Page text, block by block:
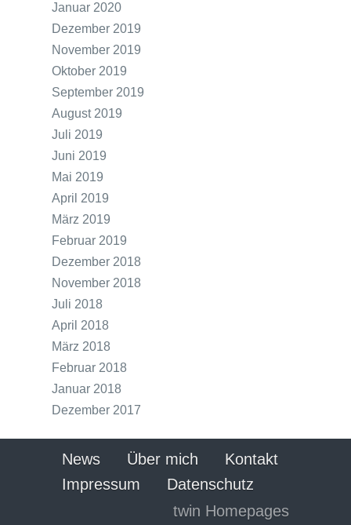
Januar 2020
Dezember 2019
November 2019
Oktober 2019
September 2019
August 2019
Juli 2019
Juni 2019
Mai 2019
April 2019
März 2019
Februar 2019
Dezember 2018
November 2018
Juli 2018
April 2018
März 2018
Februar 2018
Januar 2018
Dezember 2017
News Über mich
Kontakt
Impressum
Datenschutz
twin Homepages